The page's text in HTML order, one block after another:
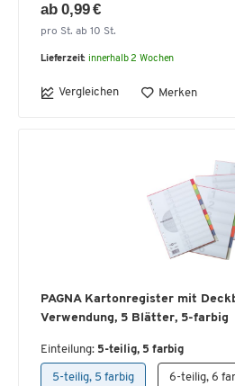
ab 0,99 €
pro St. ab 10 St.
Lieferzeit: innerhalb 2 Wochen
Vergleichen Merken
PAGNA Kartonregister mit
Verwendung, 5 Blätter, 5-farbig
Einteilung: 5-teilig, 5 farbig
5-teilig, 5 farbig 6-teilig, 6